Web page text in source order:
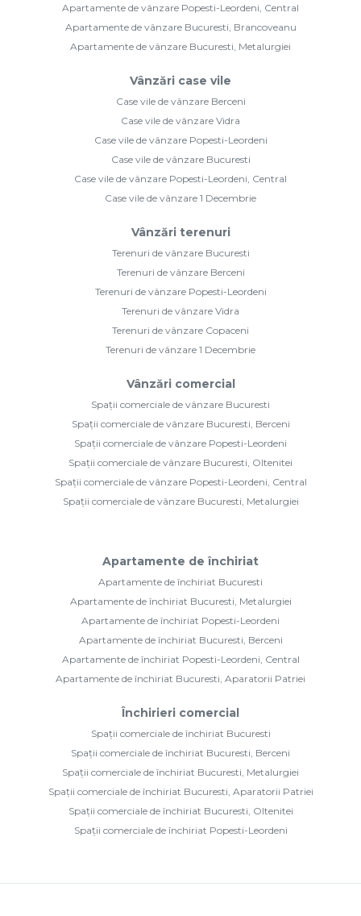
Apartamente de vânzare Popesti-Leordeni, Central
Apartamente de vânzare Bucuresti, Brancoveanu
Apartamente de vânzare Bucuresti, Metalurgiei
Vânzări case vile
Case vile de vânzare Berceni
Case vile de vânzare Vidra
Case vile de vânzare Popesti-Leordeni
Case vile de vânzare Bucuresti
Case vile de vânzare Popesti-Leordeni, Central
Case vile de vânzare 1 Decembrie
Vânzări terenuri
Terenuri de vânzare Bucuresti
Terenuri de vânzare Berceni
Terenuri de vânzare Popesti-Leordeni
Terenuri de vânzare Vidra
Terenuri de vânzare Copaceni
Terenuri de vânzare 1 Decembrie
Vânzări comercial
Spații comerciale de vânzare Bucuresti
Spații comerciale de vânzare Bucuresti, Berceni
Spații comerciale de vânzare Popesti-Leordeni
Spații comerciale de vânzare Bucuresti, Oltenitei
Spații comerciale de vânzare Popesti-Leordeni, Central
Spații comerciale de vânzare Bucuresti, Metalurgiei
Apartamente de închiriat
Apartamente de închiriat Bucuresti
Apartamente de închiriat Bucuresti, Metalurgiei
Apartamente de închiriat Popesti-Leordeni
Apartamente de închiriat Bucuresti, Berceni
Apartamente de închiriat Popesti-Leordeni, Central
Apartamente de închiriat Bucuresti, Aparatorii Patriei
Închirieri comercial
Spații comerciale de închiriat Bucuresti
Spații comerciale de închiriat Bucuresti, Berceni
Spații comerciale de închiriat Bucuresti, Metalurgiei
Spații comerciale de închiriat Bucuresti, Aparatorii Patriei
Spații comerciale de închiriat Bucuresti, Oltenitei
Spații comerciale de închiriat Popesti-Leordeni